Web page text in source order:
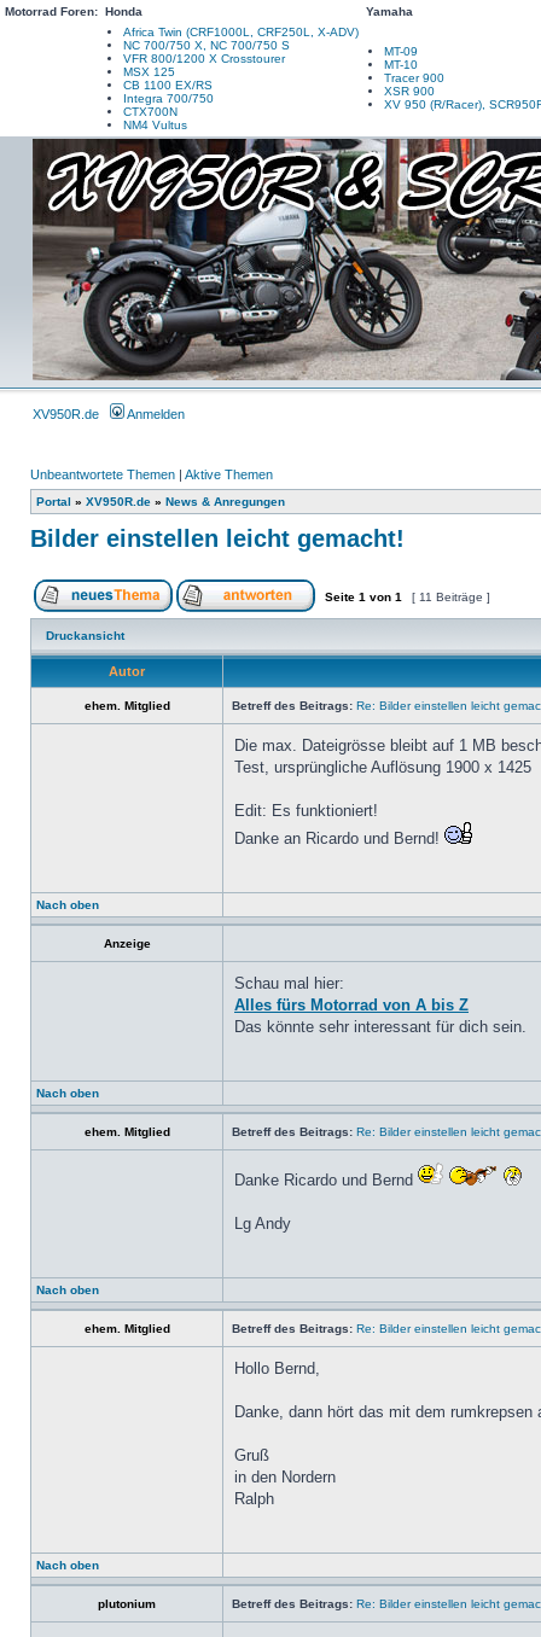
Motorrad Foren: Honda
Yamaha
Africa Twin (CRF1000L, CRF250L, X-ADV)
NC 700/750 X, NC 700/750 S
VFR 800/1200 X Crosstourer
MSX 125
CB 1100 EX/RS
Integra 700/750
CTX700N
NM4 Vultus
MT-09
MT-10
Tracer 900
XSR 900
XV 950 (R/Racer),
XV950R.de Anmelden
Unbeantwortete Themen | Aktive Themen
Portal » XV950R.de » News & Anregungen
Bilder einstellen leicht gemacht!
Seite 1 von 1 [ 11 Beiträge ]
Druckansicht
Autor
ehem. Mitglied Betreff des Beitrags: Re: Bilder einstellen leicht
Die max. Dateigrösse bleibt auf 1 MB
Test, ursprüngliche Auflösung 1900 x 1425
Edit: Es funktioniert!
Danke an Ricardo und Bernd!
Nach oben
Anzeige
Schau mal hier:
Alles fürs Motorrad von A bis Z
Das könnte sehr interessant für dich sein.
Nach oben
ehem. Mitglied Betreff des Beitrags: Re: Bilder einstellen leicht
Danke Ricardo und Bernd
Lg Andy
Nach oben
ehem. Mitglied Betreff des Beitrags: Re: Bilder einstellen leicht
Hollo Bernd,
Danke, dann hört das mit dem
Gruß
in den Nordern
Ralph
Nach oben
plutonium Betreff des Beitrags: Re: Bilder einstellen leicht